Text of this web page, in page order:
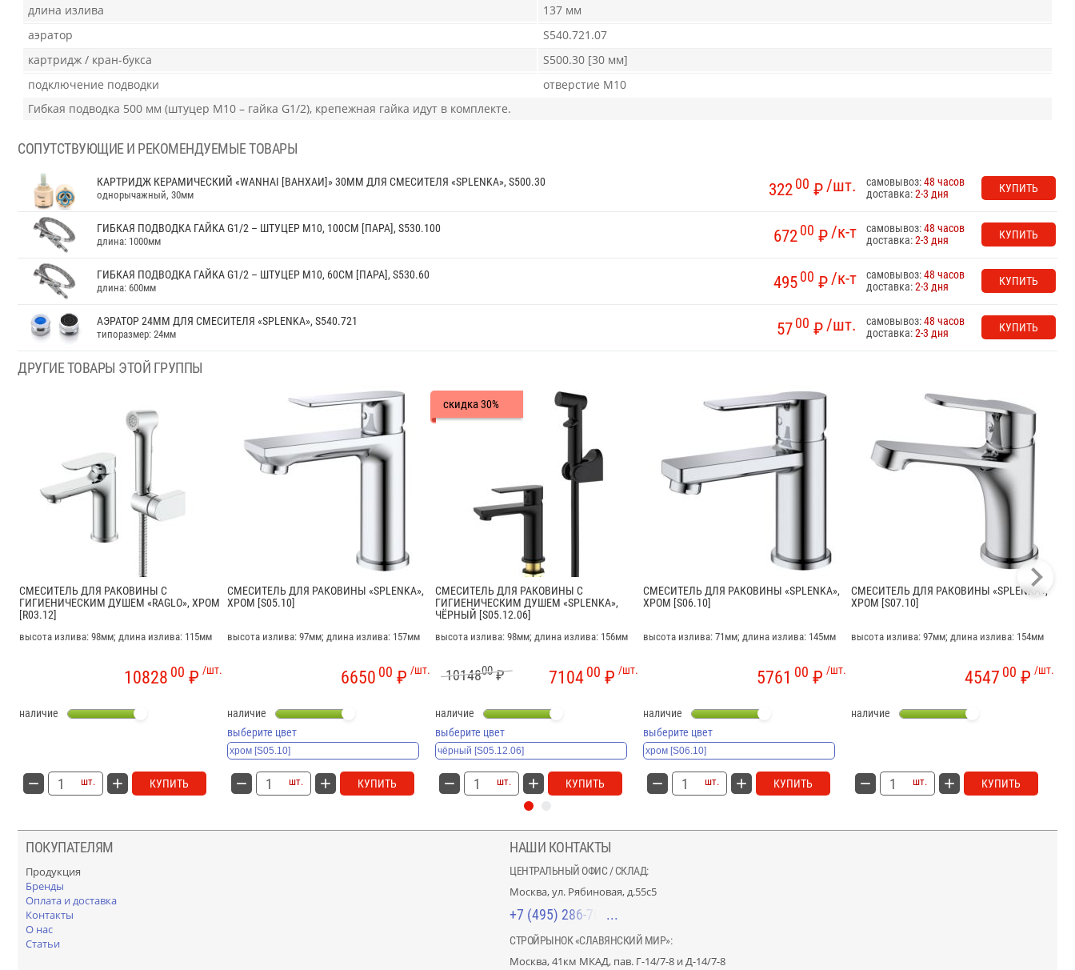
длина излива
137 мм
аэратор
S540.721.07
картридж / кран-букса
S500.30 [30 мм]
подключение подводки
отверстие М10
Гибкая подводка 500 мм (штуцер М10 – гайка G1/2), крепежная гайка идут в комплекте.
СОПУТСТВУЮЩИЕ И РЕКОМЕНДУЕМЫЕ ТОВАРЫ
КАРТРИДЖ КЕРАМИЧЕСКИЙ «WANHAI [ВАНХАИ]» 30ММ ДЛЯ СМЕСИТЕЛЯ «SPLENKA», S500.30
однорычажный, 30мм /шт.
322 00 ₽ самовывоз:48 часов
доставка:2-3 дня КУПИТЬ
ГИБКАЯ ПОДВОДКА ГАЙКА G1/2 – ШТУЦЕР М10, 100СМ [ПАРА], S530.100
длина: 1000мм /к-т
672 00 ₽ самовывоз:48 часов
доставка:2-3 дня КУПИТЬ
ГИБКАЯ ПОДВОДКА ГАЙКА G1/2 – ШТУЦЕР М10, 60СМ [ПАРА], S530.60
длина: 600мм /к-т
495 00 ₽ самовывоз:48 часов
доставка:2-3 дня КУПИТЬ
АЭРАТОР 24ММ ДЛЯ СМЕСИТЕЛЯ «SPLENKA», S540.721
типоразмер: 24мм /шт.
57 00 ₽ самовывоз:48 часов
доставка:2-3 дня КУПИТЬ
ДРУГИЕ ТОВАРЫ ЭТОЙ ГРУППЫ
СМЕСИТЕЛЬ ДЛЯ РАКОВИНЫ С
ГИГИЕНИЧЕСКИМ ДУШЕМ «RAGLO», ХРОМ
[R03.12]
высота излива: 98мм; длина излива: 115мм
/шт.
10828 00 ₽
наличие
шт. КУПИТЬ
СМЕСИТЕЛЬ ДЛЯ РАКОВИНЫ «SPLENKA»,
ХРОМ [S05.10]
высота излива: 97мм; длина излива: 157мм
/шт.
6650 00 ₽
наличие
выберите цвет
шт. КУПИТЬ
скидка30%
СМЕСИТЕЛЬ ДЛЯ РАКОВИНЫ С
ГИГИЕНИЧЕСКИМ ДУШЕМ «SPLENKA»,
ЧЁРНЫЙ [S05.12.06]
высота излива: 98мм; длина излива: 156мм
1014800₽ /шт.
710400 ₽
наличие
выберите цвет
шт. КУПИТЬ
СМЕСИТЕЛЬ ДЛЯ РАКОВИНЫ «SPLENKA»,
ХРОМ [S06.10]
высота излива: 71мм; длина излива: 145мм
/шт.
5761 00 ₽
наличие
выберите цвет
шт. КУПИТЬ
СМЕСИТЕЛЬ ДЛЯ РАКОВИНЫ «SPLENKA»,
ХРОМ [S07.10]
высота излива: 97мм; длина излива: 154мм
/шт.
4547 00 ₽
наличие
шт. КУПИТЬ
ПОКУПАТЕЛЯМ
Продукция
Бренды
Оплата и доставка
Контакты
О нас
Статьи
НАШИ КОНТАКТЫ
ЦЕНТРАЛЬНЫЙ ОФИС / СКЛАД:
Москва, ул. Рябиновая, д.55с5
+7 (495) 286-70-40
СТРОЙРЫНОК «СЛАВЯНСКИЙ МИР»:
Москва, 41км МКАД, пав. Г-14/7-8 и Д-14/7-8